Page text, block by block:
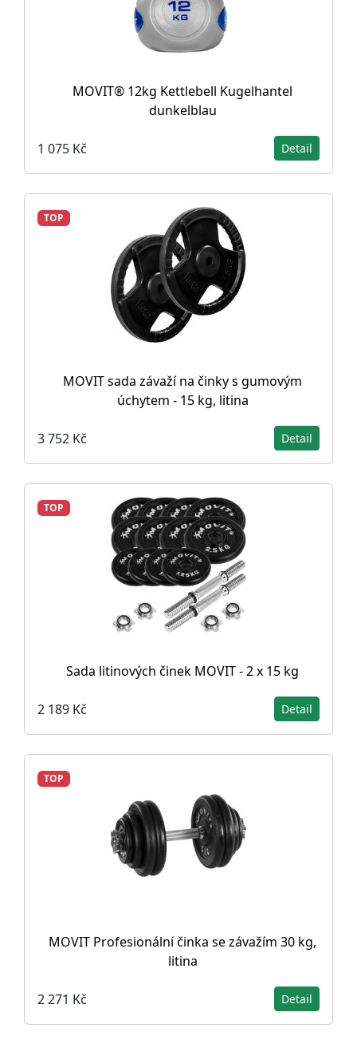
MOVIT® 12kg Kettlebell Kugelhantel
dunkelblau
1 075 Kč Detail
TOP
MOVIT sada závaží na činky s gumovým
úchytem - 15 kg, litina
3 752 Kč Detail
TOP
Sada litinových činek MOVIT - 2 x 15 kg
2 189 Kč Detail
TOP
MOVIT Profesionální činka se závažím 30 kg,
litina
2 271 Kč Detail